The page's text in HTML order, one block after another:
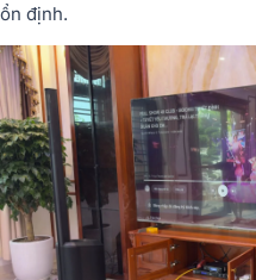
ổn định.